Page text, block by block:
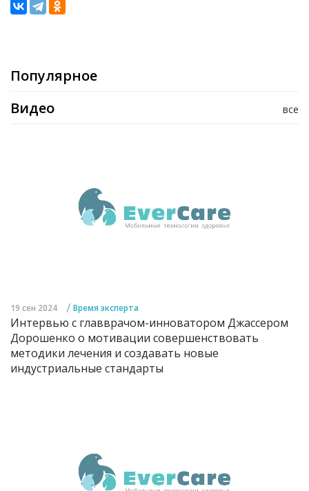
Популярное
все
Видео
19 сен 2024 / Время эксперта
Интервью с главврачом-инноватором Джассером
Дорошенко о мотивации совершенствовать
методики лечения и создавать новые
индустриальные стандарты